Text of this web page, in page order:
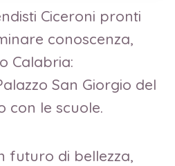
Ciceroni pronti
conoscenza,
Calabria:
San Giorgio del
con le scuole.
futuro di bellezza,